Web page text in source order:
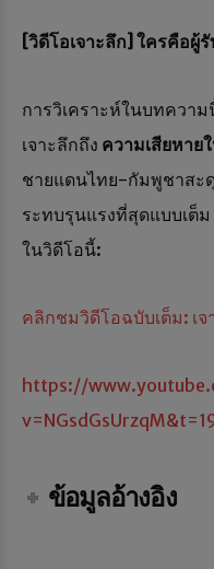
[วิดีโอเจาะลึก] ใครคือผู้
การวิเคราะห์ในบทความ
เจาะลึกถึง ความเสียหาย
ชายแดนไทย-กัมพูชาสะ
ระทบรุนแรงที่สุดแบบเต็
ในวิดีโอนี้:
คลิกชมวิดีโอฉบับเต็ม: เ
https://
ข้อมูลอ้างอิง